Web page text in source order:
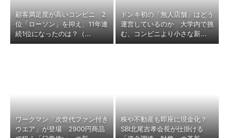
顧客満足度が高いコンビニ 2
位「ローソン」を抑え、11年連
続1位になったのは？（...
ドンキ初の「無人店舗」はどう
運営しているのか 大学内で挑
む、コンビニより小さな新...
ワークマン「次世代ファン付き
ウエア」が登場 2900円商品
株や不動産も即座に現金化？
SBI北尾吉孝会長が仕掛ける